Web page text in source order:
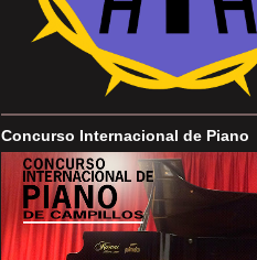
Concurso Internacional de Piano